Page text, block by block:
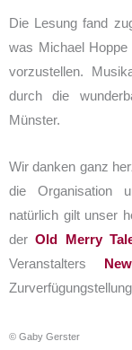
Die Lesung fand
was Michael Hoppe
vorzustellen.
durch die
Münster.
Wir danken ganz
die Organisation
natürlich gilt unser
derOld Merry
Veranstalters
© Gaby Gerster